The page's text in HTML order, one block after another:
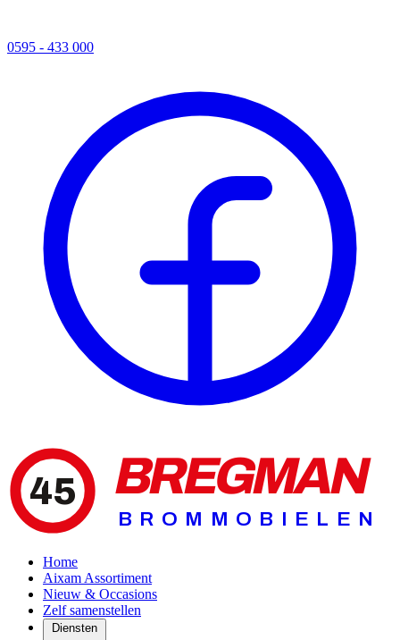
0595 - 433 000
45 BREGMAN
BROMMOBIELEN
Home
Aixam Assortiment
Nieuw & Occasions
Zelf samenstellen
Diensten